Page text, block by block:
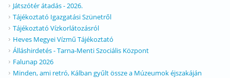
Játszótér átadás - 2026.
Tájékoztató Igazgatási Szünetről
Tájékoztató Vízkorlátozásról
Heves Megyei Vízmű Tájékoztató
Álláshirdetés - Tarna-Menti Szociális Központ
Falunap 2026
Minden, ami retró, Kálban gyűlt össze a Múzeumok éjszakáján